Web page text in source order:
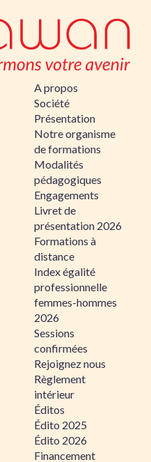
A propos
Société
Présentation
Notre organisme
de formations
Modalités
pédagogiques
Engagements
Livret de
présentation 2026
Formations à
distance
Index égalité
professionnelle
femmes-hommes
2026
Sessions
confirmées
Rejoignez nous
Règlement
intérieur
Éditos
Édito 2025
Édito 2026
Financement